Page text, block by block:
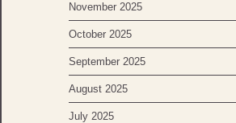
November 2025
October 2025
September 2025
August 2025
July 2025